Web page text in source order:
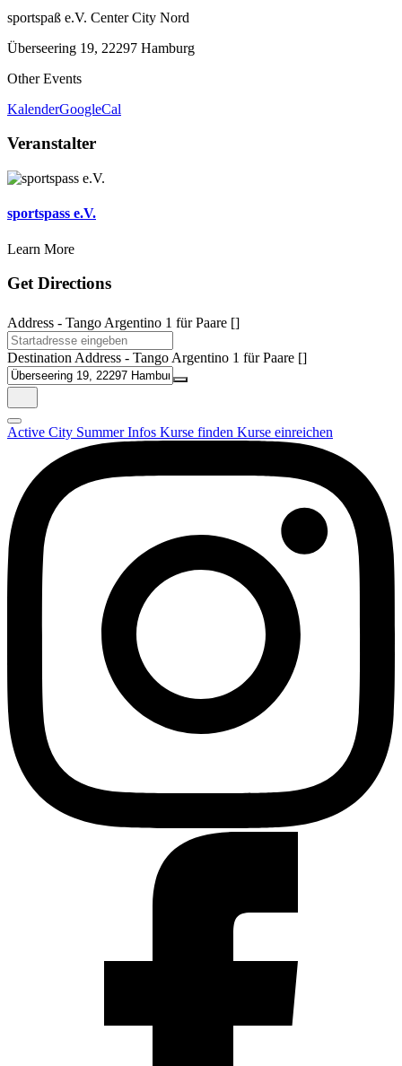
sportspaß e.V. Center City Nord
Überseering 19, 22297 Hamburg
Other Events
KalenderGoogleCal
Veranstalter
sportspass e.V.
Learn More
Get Directions
Address - Tango Argentino 1 für Paare []
Destination Address - Tango Argentino 1 für Paare []
Active City SummerInfos Kurse finden Kurse einreichen